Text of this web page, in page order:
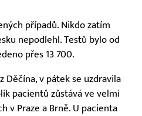
případů. Nikdo zatím
nepodlehl. Testů bylo od
přes 13 700.
Děčína, v pátek se uzdravila
pacientů zůstává ve velmi
v Praze a Brně. U pacienta